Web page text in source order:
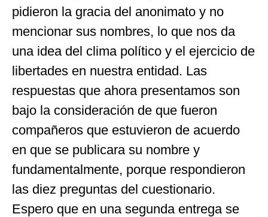
pidieron la gracia del anonimato y no
mencionar sus nombres, lo que nos da
una idea del clima político y el ejercicio de
libertades en nuestra entidad. Las
respuestas que ahora presentamos son
bajo la consideración de que fueron
compañeros que estuvieron de acuerdo
en que se publicara su nombre y
fundamentalmente, porque respondieron
las diez preguntas del cuestionario.
Espero que en una segunda entrega se